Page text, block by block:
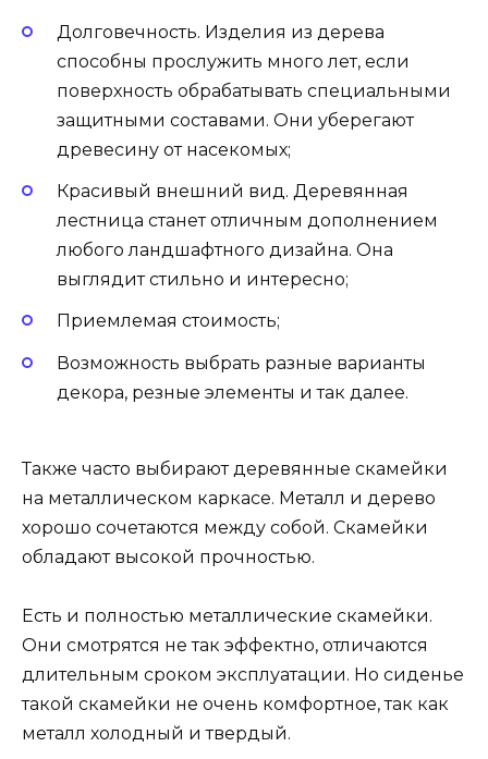
Долговечность. Изделия из дерева
способны прослужить много лет, если
поверхность обрабатывать специальными
защитными составами. Они уберегают
древесину от насекомых;
Красивый внешний вид. Деревянная
лестница станет отличным дополнением
любого ландшафтного дизайна. Она
выглядит стильно и интересно;
Приемлемая стоимость;
Возможность выбрать разные варианты
декора, резные элементы и так далее.
Также часто выбирают деревянные скамейки
на металлическом каркасе. Металл и дерево
хорошо сочетаются между собой. Скамейки
обладают высокой прочностью.
Есть и полностью металлические скамейки.
Они смотрятся не так эффектно, отличаются
длительным сроком эксплуатации. Но сиденье
такой скамейки не очень комфортное, так как
металл холодный и твердый.